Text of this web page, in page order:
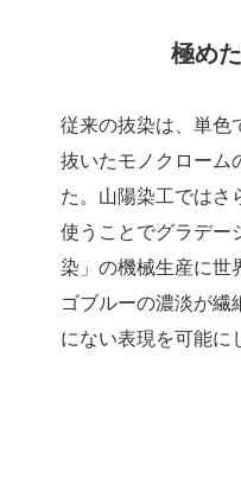
極め
従来の抜染は、単色
抜いたモノクローム
た。山陽染工ではさ
使うことでグラデー
染」の機械生産に世
ゴブルーの濃淡が
にない表現を可能に